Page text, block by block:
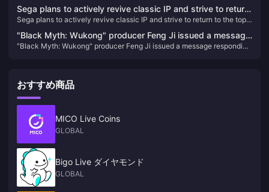
City Plaza
Sega plans to actively revive classic IP and strive to return
to the top of the global gaming industry
Sega plans to actively revive classic IP and strive to return to the top
"Black Myth: Wukong" producer Feng Ji issued a message
responding to matters related to the TGA awards
"Black Myth: Wukong" producer Feng Ji issued a message responding
おすすめ商品
MICO Live Coins
GLOBAL
Bigo Live ダイヤモンド
GLOBAL